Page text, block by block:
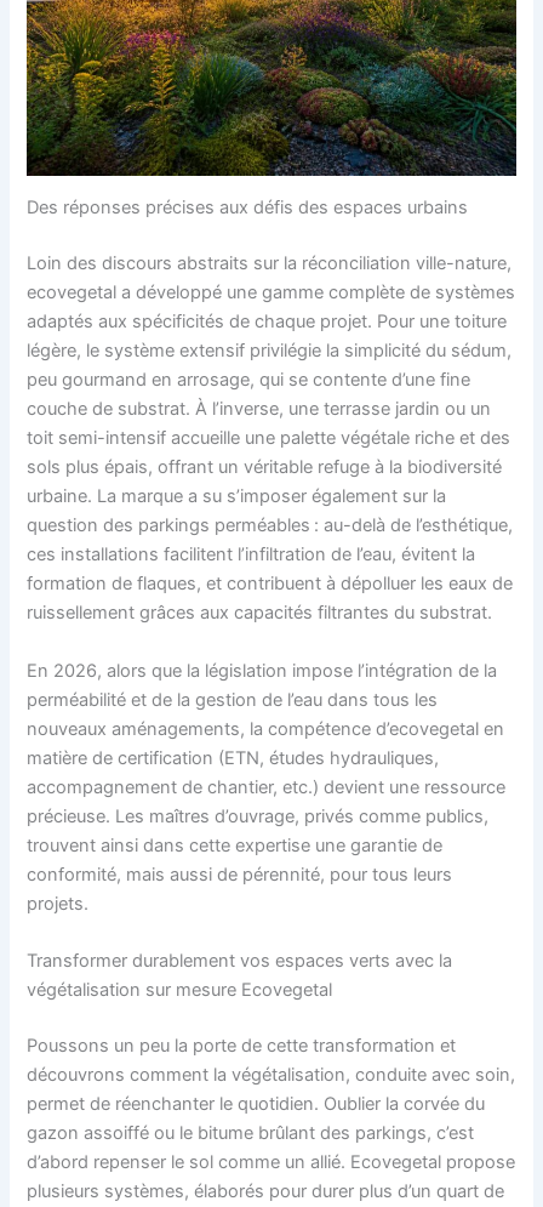
Des réponses précises aux défis des espaces urbains
Loin des discours abstraits sur la réconciliation ville-nature,
ecovegetal a développé une gamme complète de systèmes
adaptés aux spécificités de chaque projet. Pour une toiture
légère, le système extensif privilégie la simplicité du sédum,
peu gourmand en arrosage, qui se contente d’une fine
couche de substrat. À l’inverse, une terrasse jardin ou un
toit semi-intensif accueille une palette végétale riche et des
sols plus épais, offrant un véritable refuge à la biodiversité
urbaine. La marque a su s’imposer également sur la
question des parkings perméables : au-delà de l’esthétique,
ces installations facilitent l’infiltration de l’eau, évitent la
formation de flaques, et contribuent à dépolluer les eaux de
ruissellement grâces aux capacités filtrantes du substrat.
En 2026, alors que la législation impose l’intégration de la
perméabilité et de la gestion de l’eau dans tous les
nouveaux aménagements, la compétence d’ecovegetal en
matière de certification (ETN, études hydrauliques,
accompagnement de chantier, etc.) devient une ressource
précieuse. Les maîtres d’ouvrage, privés comme publics,
trouvent ainsi dans cette expertise une garantie de
conformité, mais aussi de pérennité, pour tous leurs
projets.
Transformer durablement vos espaces verts avec la
végétalisation sur mesure Ecovegetal
Poussons un peu la porte de cette transformation et
découvrons comment la végétalisation, conduite avec soin,
permet de réenchanter le quotidien. Oublier la corvée du
gazon assoiffé ou le bitume brûlant des parkings, c’est
d’abord repenser le sol comme un allié. Ecovegetal propose
plusieurs systèmes, élaborés pour durer plus d’un quart de